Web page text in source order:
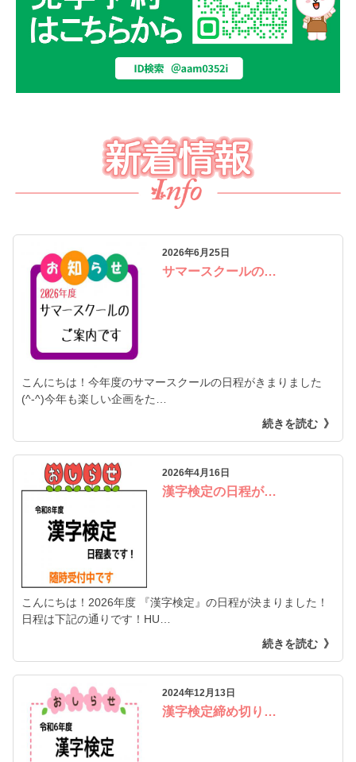
2026年6月25日
サマースクールの…
こんにちは！今年度のサマースクールの日程がきまりました
(^-^)今年も楽しい企画をた…
続きを読む
2026年4月16日
漢字検定の日程が…
こんにちは！2026年度 『漢字検定』の日程が決まりました！
日程は下記の通りです！HU…
続きを読む
2024年12月13日
漢字検定締め切り…